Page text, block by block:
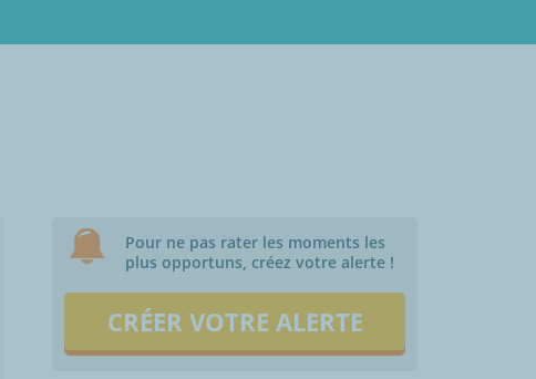
Pour ne pas rater les moments les
plus opportuns, créez votre alerte !
CRÉER VOTRE ALERTE